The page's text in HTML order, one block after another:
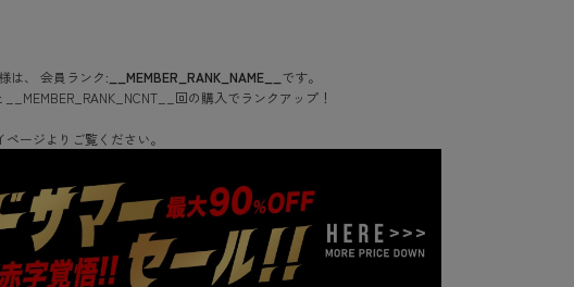
様は、 会員ランク: __MEMBER_RANK_NAME__ です。
__MEMBER_RANK_NCNT__ 回の購入でランクアップ！
ージよりご覧ください。